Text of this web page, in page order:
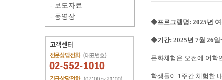
- 보도자료
- 동영상
◆프로그램명: 2025년
◆기간: 2025년 7월 26일
문화체험은 오전에 어학
학생들이 1주간 체험한